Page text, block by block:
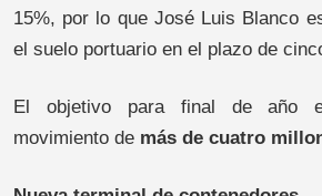
15%, por lo que José Luis Blanco
el suelo portuario en el plazo de
El objetivo para final de año
movimiento de más de cuatro